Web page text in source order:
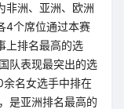
非洲、亚洲、欧洲
4个席位通过本赛
上排名最高的选
队表现最突出的选
名女选手中排在
是亚洲排名最高的